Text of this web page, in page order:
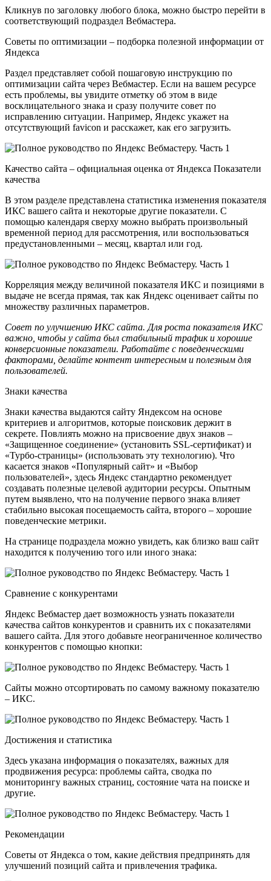
Кликнув по заголовку любого блока, можно быстро перейти в
соответствующий подраздел Вебмастера.
Советы по оптимизации – подборка полезной информации от
Яндекса
Раздел представляет собой пошаговую инструкцию по
оптимизации сайта через Вебмастер. Если на вашем ресурсе
есть проблемы, вы увидите отметку об этом в виде
восклицательного знака и сразу получите совет по
исправлению ситуации. Например, Яндекс укажет на
отсутствующий favicon и расскажет, как его загрузить.
Качество сайта – официальная оценка от Яндекса Показатели
качества
В этом разделе представлена статистика изменения показателя
ИКС вашего сайта и некоторые другие показатели. С
помощью календаря сверху можно выбрать произвольный
временной период для рассмотрения, или воспользоваться
предустановленными – месяц, квартал или год.
Корреляция между величиной показателя ИКС и позициями в
выдаче не всегда прямая, так как Яндекс оценивает сайты по
множеству различных параметров.
Совет по улучшению ИКС сайта. Для роста показателя ИКС
важно, чтобы у сайта был стабильный трафик и хорошие
конверсионные показатели. Работайте с поведенческими
факторами, делайте контент интересным и полезным для
пользователей.
Знаки качества
Знаки качества выдаются сайту Яндексом на основе
критериев и алгоритмов, которые поисковик держит в
секрете. Повлиять можно на присвоение двух знаков –
«Защищенное соединение» (установить SSL-сертификат) и
«Турбо-страницы» (использовать эту технологию). Что
касается знаков «Популярный сайт» и «Выбор
пользователей», здесь Яндекс стандартно рекомендует
создавать полезные целевой аудитории ресурсы. Опытным
путем выявлено, что на получение первого знака влияет
стабильно высокая посещаемость сайта, второго – хорошие
поведенческие метрики.
На странице подраздела можно увидеть, как близко ваш сайт
находится к получению того или иного знака:
Сравнение с конкурентами
Яндекс Вебмастер дает возможность узнать показатели
качества сайтов конкурентов и сравнить их с показателями
вашего сайта. Для этого добавьте неограниченное количество
конкурентов с помощью кнопки:
Сайты можно отсортировать по самому важному показателю
– ИКС.
Достижения и статистика
Здесь указана информация о показателях, важных для
продвижения ресурса: проблемы сайта, сводка по
мониторингу важных страниц, состояние чата на поиске и
другие.
Рекомендации
Советы от Яндекса о том, какие действия предпринять для
улучшений позиций сайта и привлечения трафика.